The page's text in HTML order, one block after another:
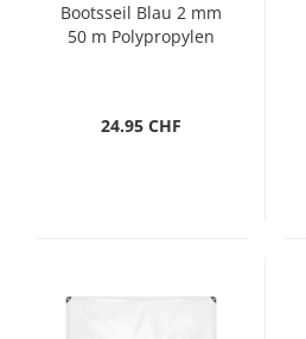
Bootsseil Blau 2 mm
50 m Polypropylen
24.95 CHF